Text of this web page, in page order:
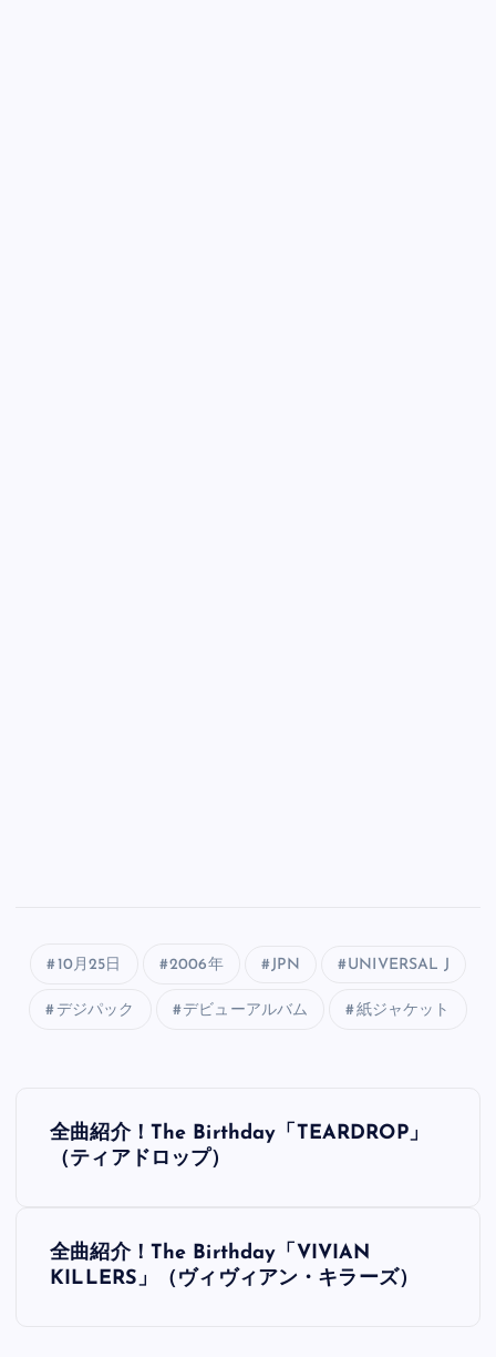
10月25日 2006年 JPN UNIVERSAL J
デジパック デビューアルバム 紙ジャケット
投
ビ
全曲紹介！The Birthday「TEARDROP」
（ティアドロップ）
全曲紹介！The Birthday「VIVIAN
KILLERS」（ヴィヴィアン・キラーズ）